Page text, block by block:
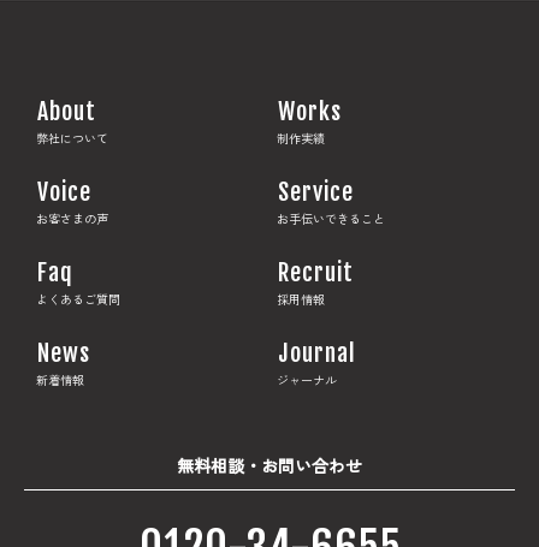
About
弊社について
Works
制作実績
Voice
お客さまの声
Service
お手伝いできること
Faq
よくあるご質問
Recruit
採用情報
News
新着情報
Journal
ジャーナル
無料相談・お問い合わせ